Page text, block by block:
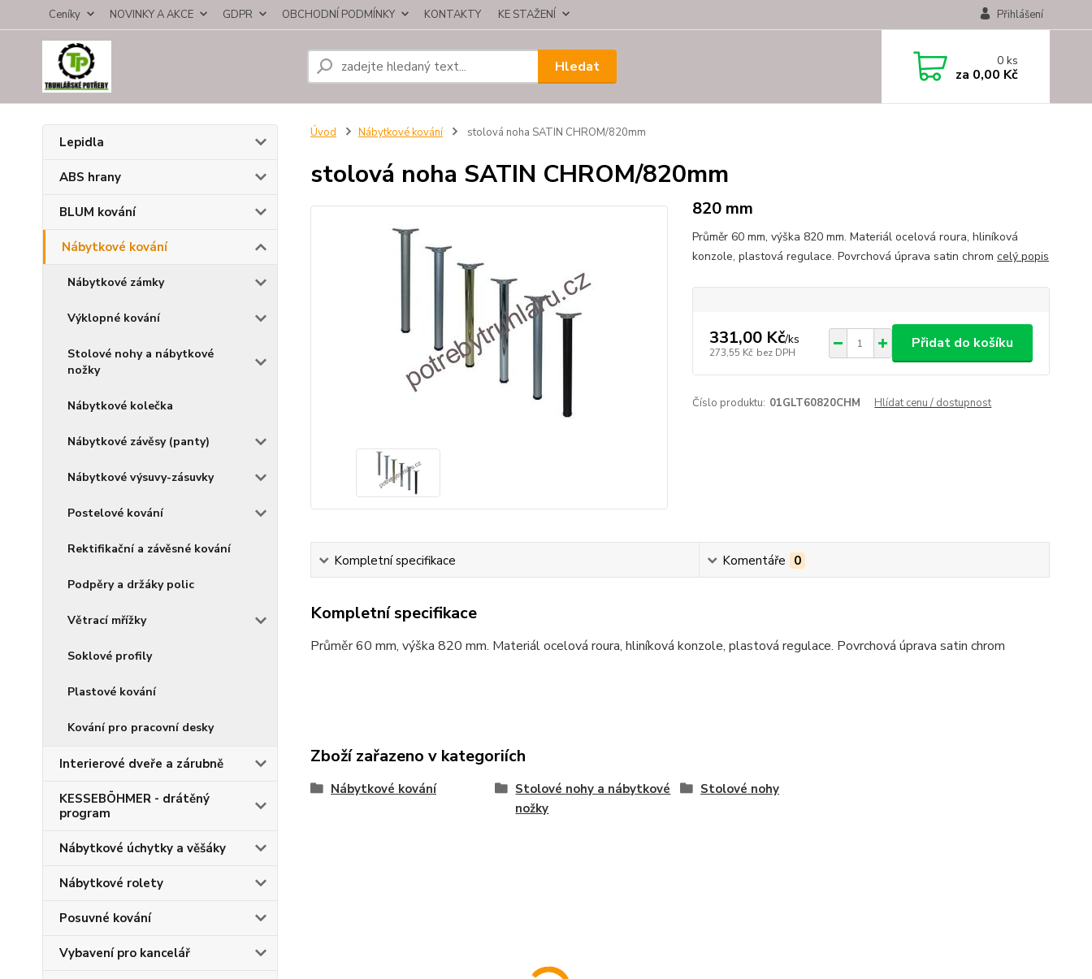
Ceníky NOVINKY A AKCE GDPR OBCHODNÍ PODMÍNKY KONTAKTY KE STAŽENÍ Přihlášení
Hledat 0ks
za 0,00 Kč
Lepidla
ABS hrany
BLUM kování
Nábytkové kování
Nábytkové zámky
Výklopné kování
Stolové nohy a nábytkové
nožky
Nábytkové kolečka
Nábytkové závěsy (panty)
Nábytkové výsuvy-zásuvky
Postelové kování
Rektifikační a závěsné kování
Podpěry a držáky polic
Větrací mřížky
Soklové profily
Plastové kování
Kování pro pracovní desky
Interierové dveře a zárubně
KESSEBÖHMER - drátěný
program
Nábytkové úchytky a věšáky
Nábytkové rolety
Posuvné kování
Vybavení pro kancelář
Úvod Nábytkové kování stolová noha SATIN CHROM/820mm
stolová noha SATIN CHROM/820mm
820 mm
Průměr 60 mm, výška 820 mm. Materiál ocelová roura, hliníková
konzole, plastová regulace. Povrchová úprava satin chrom celý popis
331,00 Kč/ks
273,55 Kč bez DPH
Přidat do košíku
Číslo produktu: 01GLT60820CHM Hlídat cenu / dostupnost
Kompletní specifikace Komentáře 0
Kompletní specifikace
Průměr 60 mm, výška 820 mm. Materiál ocelová roura, hliníková konzole, plastová regulace. Povrchová úprava satin chrom
Zboží zařazeno v kategoriích
Nábytkové kování
Stolové nohy a nábytkové
nožky
Stolové nohy